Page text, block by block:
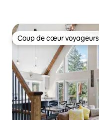
Coup de cœur voyageurs
Coup de cœur voyageurs